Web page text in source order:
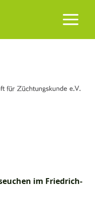
im Friedrich-